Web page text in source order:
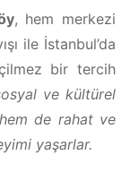
, hem merkezi
ile İstanbul’da
bir tercih
ve kültürel
de rahat ve
yaşarlar.